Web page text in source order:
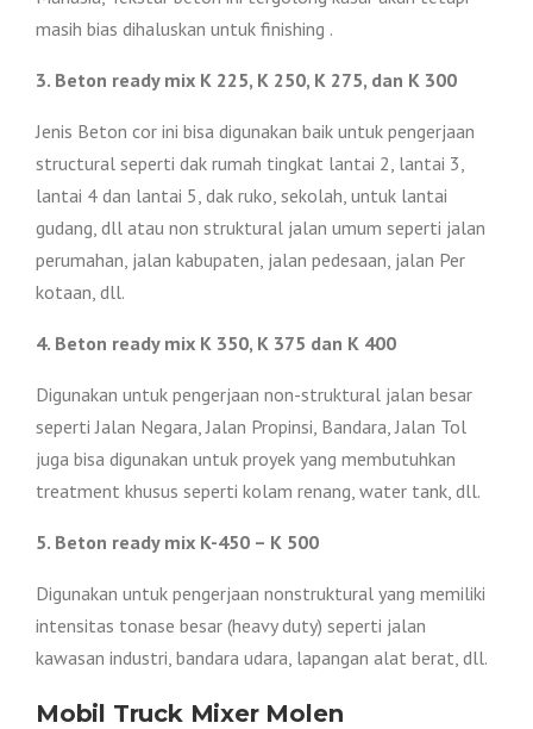
masih bias dihaluskan untuk finishing .
3. Beton ready mix K 225, K 250, K 275, dan K 300
Jenis Beton cor ini bisa digunakan baik untuk pengerjaan
structural seperti dak rumah tingkat lantai 2, lantai 3,
lantai 4 dan lantai 5, dak ruko, sekolah, untuk lantai
gudang, dll atau non struktural jalan umum seperti jalan
perumahan, jalan kabupaten, jalan pedesaan, jalan Per
kotaan, dll.
4. Beton ready mix K 350, K 375 dan K 400
Digunakan untuk pengerjaan non-struktural jalan besar
seperti Jalan Negara, Jalan Propinsi, Bandara, Jalan Tol
juga bisa digunakan untuk proyek yang membutuhkan
treatment khusus seperti kolam renang, water tank, dll.
5. Beton ready mix K-450 – K 500
Digunakan untuk pengerjaan nonstruktural yang memiliki
intensitas tonase besar (heavy duty) seperti jalan
kawasan industri, bandara udara, lapangan alat berat, dll.
Mobil Truck Mixer Molen